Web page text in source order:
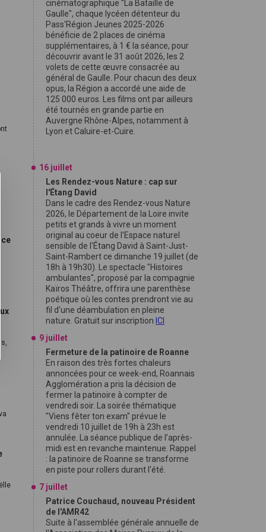
cinématographique "La Bataille de
Gaulle", chaque lycéen détenteur du
Pass'Région Jeunes 2025-2026
bénéficie de 2 places de cinéma
supplémentaires, à 1 € la séance, pour
découvrir avant le 31 août 2026, les 2
volets de cette œuvre consacrée au
général de Gaulle. Pour chacun des deux
opus, la Région a accordé une aide de
125 000 euros. Les films ont par ailleurs
été tournés en grande partie en
Auvergne Rhône-Alpes, notamment à
Lyon et Caluire-et-Cuire.
16 juillet
Les Rendez-vous Nature : cap sur
l'Étang David
Dans le cadre des Rendez-vous Nature
2026, le Département de la Loire invite
petits et grands à vivre un moment
original au coeur de l'Espace naturel
sensible de l'Étang David à Saint-Just-
Saint-Rambert ce dimanche 19 juillet (de
18h à 19h30). Le spectacle "Histoires
ambulantes", proposé par la compagnie
Kaïros Théâtre, offrira une parenthèse
poétique où les contes prendront vie au
fil d'une déambulation en pleine
nature. Gratuit sur inscription ICI
9 juillet
Fermeture de la patinoire de Roanne
En raison des très fortes chaleurs
annoncées pour ce week-end, Roannais
Agglomération a pris la décision de
fermer la patinoire à compter de
vendredi soir. La soirée thématique
"Viens fêter ton exam" prévue le
vendredi 10 juillet de 19h à 23h est
annulée. La séance publique de l’après-
midi est en revanche maintenue. Rappel
: la patinoire de Roanne se transforme
en piste pour rollers durant l'été.
7 juillet
Patrice Couchaud, nouveau Président
de l'AMR42
Suite à l'assemblée générale annuelle de